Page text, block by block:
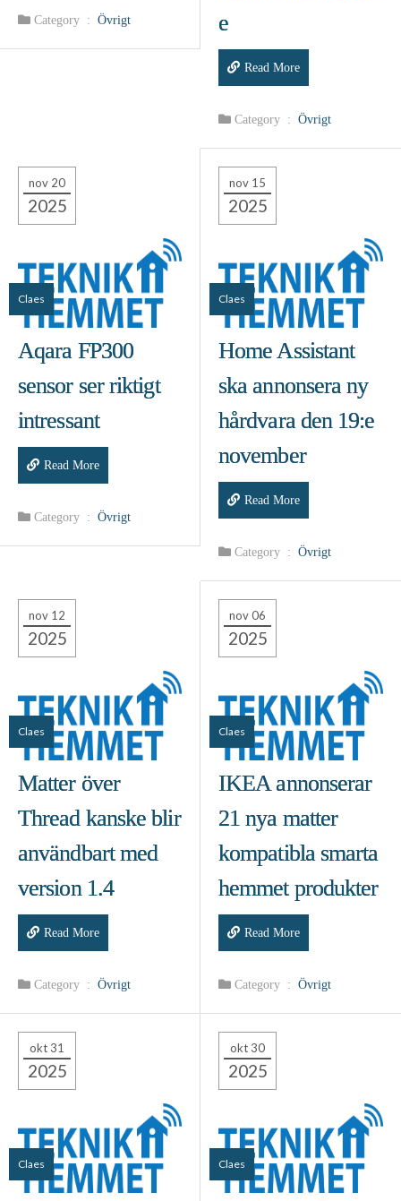
Category : Övrigt
e
Read More
Category : Övrigt
nov 20
2025
Claes
Aqara FP300
sensor ser riktigt
intressant
Read More
Category : Övrigt
nov 15
2025
Claes
Home Assistant
ska annonsera ny
hårdvara den 19:e
november
Read More
Category : Övrigt
nov 12
2025
Claes
Matter över
Thread kanske blir
användbart med
version 1.4
Read More
Category : Övrigt
nov 06
2025
Claes
IKEA annonserar
21 nya matter
kompatibla smarta
hemmet produkter
Read More
Category : Övrigt
okt 31
2025
Claes
okt 30
2025
Claes